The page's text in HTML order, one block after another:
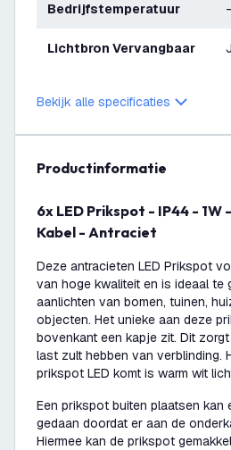
Bedrijfstemperatuur
Lichtbron Vervangbaar
Bekijk alle specificaties
productinformatie
6x LED Prikspot - IP44 - 1W - 3000K - 1 Meter
Kabel - Antraciet
Deze antracieten LED Prikspot
van hoge kwaliteit en is ideaal te
aanlichten van bomen, tuinen,
objecten. Het unieke aan deze
bovenkant een kapje zit. Dit
last zult hebben van verblinding.
prikspot LED komt is warm wit
Een prikspot buiten plaatsen kan
gedaan doordat er aan de
Hiermee kan de prikspot